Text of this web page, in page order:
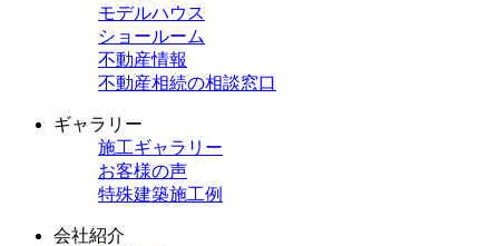
モデルハウス
ショールーム
不動産情報
不動産相続の相談窓口
ギャラリー
施工ギャラリー
お客様の声
特殊建築施工例
会社紹介